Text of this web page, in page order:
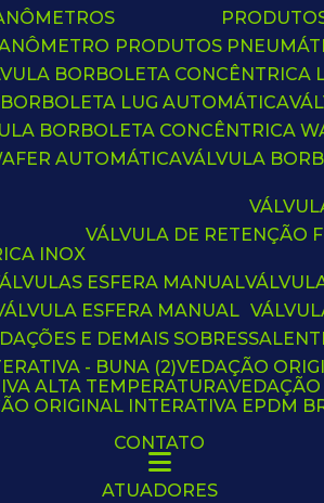
PRODUTOS
BORBOLETA CONCÊNTRICA
BORBOLETA LUG AUTOMÁTICA
BORBOLETA CONCÊNTRICA
AUTOMÁTICA VÁLVULA
INOX
VÁLVULA DE RETENÇÃO
VÁLVULAS ESFERA MANUAL
VÁLVULA ESFERA MANUAL
E DEMAIS
- BUNA (2)
VEDAÇÃO
ALTA TEMPERATURA
ORIGINAL INTERATIVA EPDM
CONTATO
ATUADORES